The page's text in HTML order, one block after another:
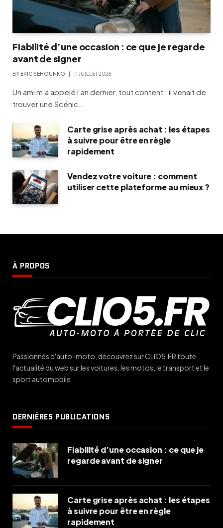
Fiabilité d’une occasion : ce que je regarde
avant de signer
BY ERIC SEHOUNKO 11 JUILLET 2026
Un ami m’a appelé l’an dernier, tout content : il venait de
trouver une Scénic…
Carte grise après achat : les étapes
à suivre pour être en règle
rapidement
Vendez votre voiture : comment
utiliser cette plateforme au mieux ?
À PROPOS
Passionnés d'auto-moto, découvrez sur CLIO5.FR toute
l'actualité du web sur les voitures, les motos, le transport et le
sport automobile.
DERNIÈRES PUBLICATIONS
Fiabilité d’une occasion : ce que je
regarde avant de signer
Carte grise après achat : les étapes
à suivre pour être en règle
rapidement